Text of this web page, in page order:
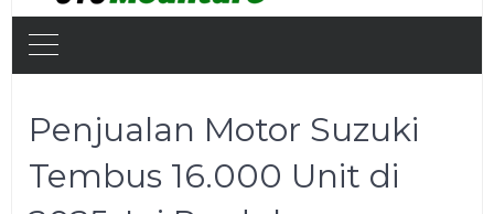
Penjualan Motor Suzuki
Tembus 16.000 Unit di